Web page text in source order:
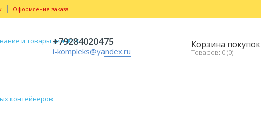
Корзина покупок
Товаров: 0 (0)
+79284020475
i-kompleks@yandex.ru
Оформление заказа
контейнеров